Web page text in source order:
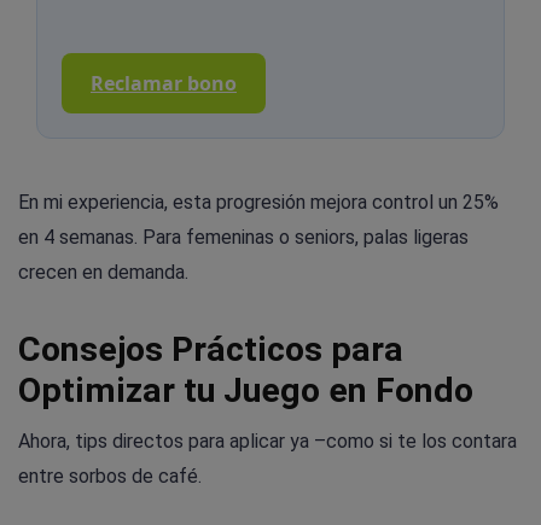
Reclamar bono
En mi experiencia, esta progresión mejora control un 25%
en 4 semanas. Para femeninas o seniors, palas ligeras
crecen en demanda.
Consejos Prácticos para
Optimizar tu Juego en Fondo
Ahora, tips directos para aplicar ya –como si te los contara
entre sorbos de café.